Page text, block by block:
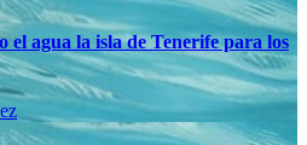
el agua la isla de Tenerife para los